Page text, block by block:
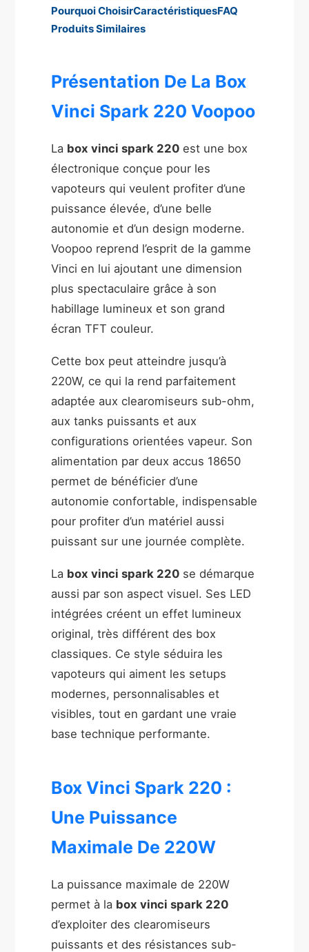
Pourquoi ChoisirCaractéristiquesFAQ
Produits Similaires
Présentation De La Box
Vinci Spark 220 Voopoo
La box vinci spark 220 est une box
électronique conçue pour les
vapoteurs qui veulent profiter d’une
puissance élevée, d’une belle
autonomie et d’un design moderne.
Voopoo reprend l’esprit de la gamme
Vinci en lui ajoutant une dimension
plus spectaculaire grâce à son
habillage lumineux et son grand
écran TFT couleur.
Cette box peut atteindre jusqu’à
220W, ce qui la rend parfaitement
adaptée aux clearomiseurs sub-ohm,
aux tanks puissants et aux
configurations orientées vapeur. Son
alimentation par deux accus 18650
permet de bénéficier d’une
autonomie confortable, indispensable
pour profiter d’un matériel aussi
puissant sur une journée complète.
La box vinci spark 220 se démarque
aussi par son aspect visuel. Ses LED
intégrées créent un effet lumineux
original, très différent des box
classiques. Ce style séduira les
vapoteurs qui aiment les setups
modernes, personnalisables et
visibles, tout en gardant une vraie
base technique performante.
Box Vinci Spark 220 :
Une Puissance
Maximale De 220W
La puissance maximale de 220W
permet à la box vinci spark 220
d’exploiter des clearomiseurs
puissants et des résistances sub-